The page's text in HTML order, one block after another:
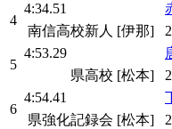
4
4:34.51
南信高校新人 [伊那]
5
4:53.29
県高校 [松本]
6
4:54.41
県強化記録会 [松本]